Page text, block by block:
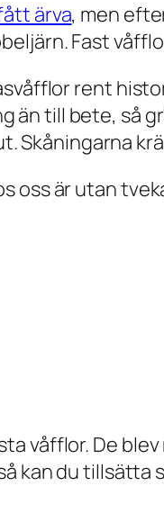
ärva, men
Fast
rent
än till bete, så
Skåningarna
oss är utan
våfflor. De
kan du